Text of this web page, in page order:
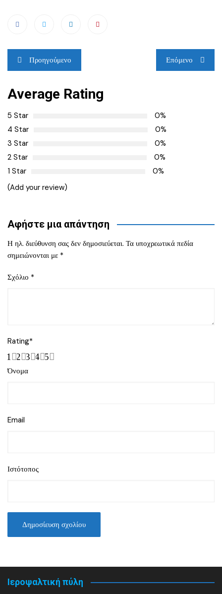
Πλοήγηση
άρθρων
Προηγούμενο Επόμενο
Average Rating
5 Star
0%
4 Star
0%
3 Star
0%
2 Star
0%
1 Star
0%
(Add your review)
Αφήστε μια απάντηση
Η ηλ. διεύθυνση σας δεν δημοσιεύεται. Τα υποχρεωτικά πεδία
σημειώνονται με *
Σχόλιο *
Rating*
5
4
3
2
1
Όνομα
Email
Ιστότοπος
Ιεροψαλτική πύλη